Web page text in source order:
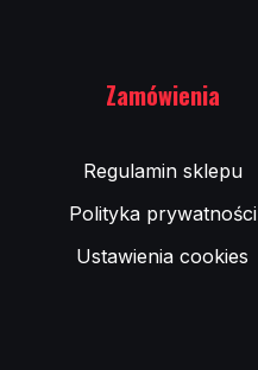
Zamówienia
Regulamin sklepu
Polityka prywatności
Ustawienia cookies